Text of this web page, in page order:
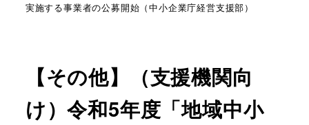
実施する事業者の公募開始（中小企業庁経営支援部）
【その他】（支援機関向
け）令和5年度「地域中小